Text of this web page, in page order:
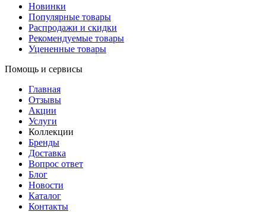
Новинки
Популярные товары
Распродажи и скидки
Рекомендуемые товары
Уцененные товары
Помощь и сервисы
Главная
Отзывы
Акции
Услуги
Коллекции
Бренды
Доставка
Вопрос ответ
Блог
Новости
Каталог
Контакты